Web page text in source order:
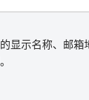
显示名称、邮箱